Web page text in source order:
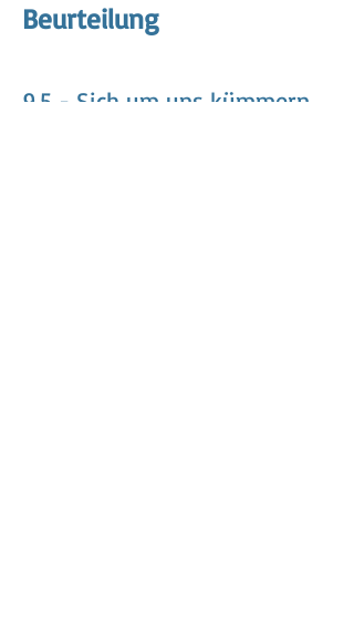
Beurteilung
9.5 - Sich um uns kümmern